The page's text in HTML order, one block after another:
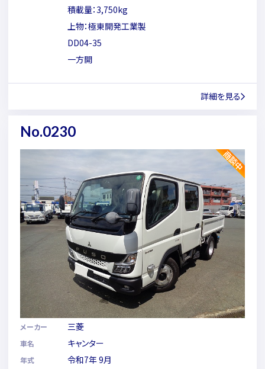
積載量：3,750kg
上物：極東開発工業製
DD04-35
一方開
詳細を見る
No.0230
メーカー 三菱
車名 キャンター
年式 令和7年 9月